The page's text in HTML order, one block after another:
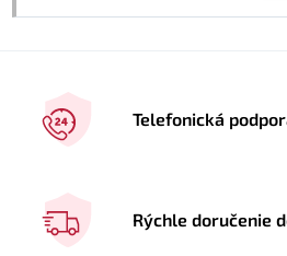
Telefonická
Rýchle doručenie